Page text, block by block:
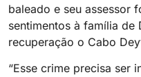
baleado e seu assessor
sentimentos à família de
recuperação o Cabo
“Esse crime precisa ser